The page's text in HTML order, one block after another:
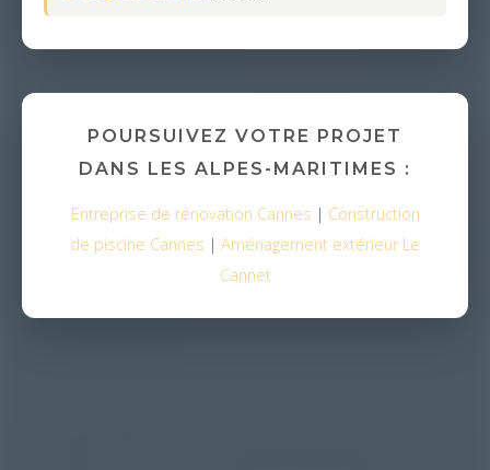
POURSUIVEZ VOTRE PROJET
DANS LES ALPES-MARITIMES :
Entreprise de rénovation Cannes | Construction
de piscine Cannes | Aménagement extérieur Le
Cannet